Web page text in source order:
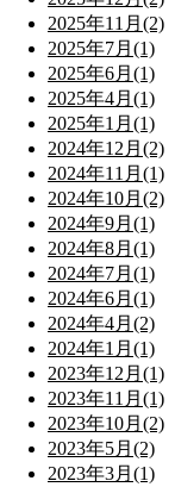
2025年11月(2)
2025年7月(1)
2025年6月(1)
2025年4月(1)
2025年1月(1)
2024年12月(2)
2024年11月(1)
2024年10月(2)
2024年9月(1)
2024年8月(1)
2024年7月(1)
2024年6月(1)
2024年4月(2)
2024年1月(1)
2023年12月(1)
2023年11月(1)
2023年10月(2)
2023年5月(2)
2023年3月(1)